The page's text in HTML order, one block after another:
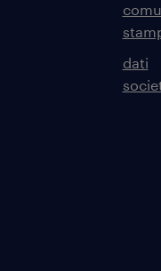
dati